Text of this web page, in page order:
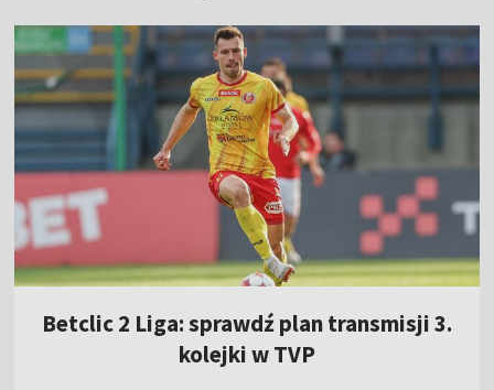
Betclic 2 Liga: sprawdź plan transmisji 3.
kolejki w TVP